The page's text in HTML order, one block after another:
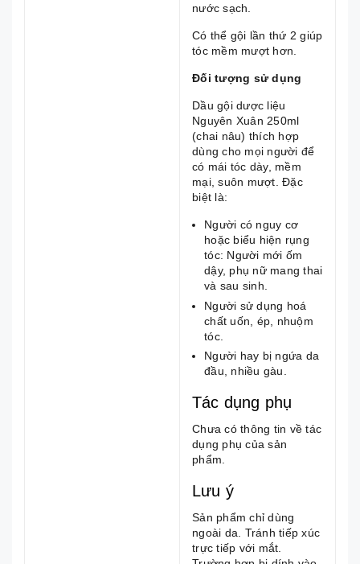
nước sạch.
Có thể gội lần thứ 2 giúp
tóc mềm mượt hơn.
Đối tượng sử dụng
Dầu gội dược liệu
Nguyên Xuân 250ml
(chai nâu) thích hợp
dùng cho mọi người để
có mái tóc dày, mềm
mại, suôn mượt. Đặc
biệt là:
Người có nguy cơ
hoặc biểu hiện rụng
tóc: Người mới ốm
dậy, phụ nữ mang thai
và sau sinh.
Người sử dụng hoá
chất uốn, ép, nhuộm
tóc.
Người hay bị ngứa da
đầu, nhiều gàu.
Tác dụng phụ
Chưa có thông tin về tác
dụng phụ của sản
phẩm.
Lưu ý
Sản phẩm chỉ dùng
ngoài da. Tránh tiếp xúc
trực tiếp với mắt.